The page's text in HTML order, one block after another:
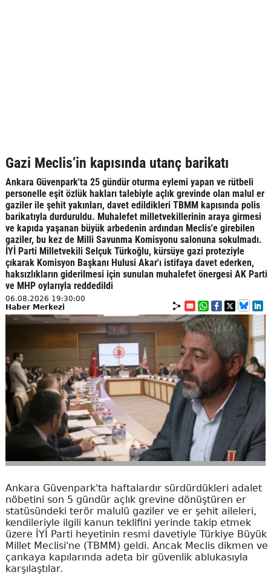
Gazi Meclis’in kapısında utanç barikatı
Ankara Güvenpark'ta 25 gündür oturma eylemi yapan ve rütbeli
personelle eşit özlük hakları talebiyle açlık grevinde olan malul er
gaziler ile şehit yakınları, davet edildikleri TBMM kapısında polis
barikatıyla durduruldu. Muhalefet milletvekillerinin araya girmesi
ve kapıda yaşanan büyük arbedenin ardından Meclis'e girebilen
gaziler, bu kez de Milli Savunma Komisyonu salonuna sokulmadı.
İYİ Parti Milletvekili Selçuk Türkoğlu, kürsüye gazi proteziyle
çıkarak Komisyon Başkanı Hulusi Akar'ı istifaya davet ederken,
haksızlıkların giderilmesi için sunulan muhalefet önergesi AK Parti
ve MHP oylarıyla reddedildi
06.08.2026 19:30:00
Haber Merkezi
Ankara Güvenpark'ta haftalardır sürdürdükleri adalet
nöbetini son 5 gündür açlık grevine dönüştüren er
statüsündeki terör malulü gaziler ve er şehit aileleri,
kendileriyle ilgili kanun teklifini yerinde takip etmek
üzere İYİ Parti heyetinin resmi davetiyle Türkiye Büyük
Millet Meclisi'ne (TBMM) geldi. Ancak Meclis dikmen ve
çankaya kapılarında adeta bir güvenlik ablukasıyla
karşılaştılar.